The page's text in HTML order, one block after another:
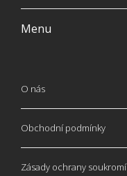
Menu
O nás
Obchodní podmínky
Zásady ochrany soukromí